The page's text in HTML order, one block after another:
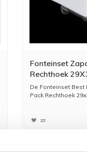
Fonteinset
Rechthoek
De Fonteinset Best
Pack Rechthoek